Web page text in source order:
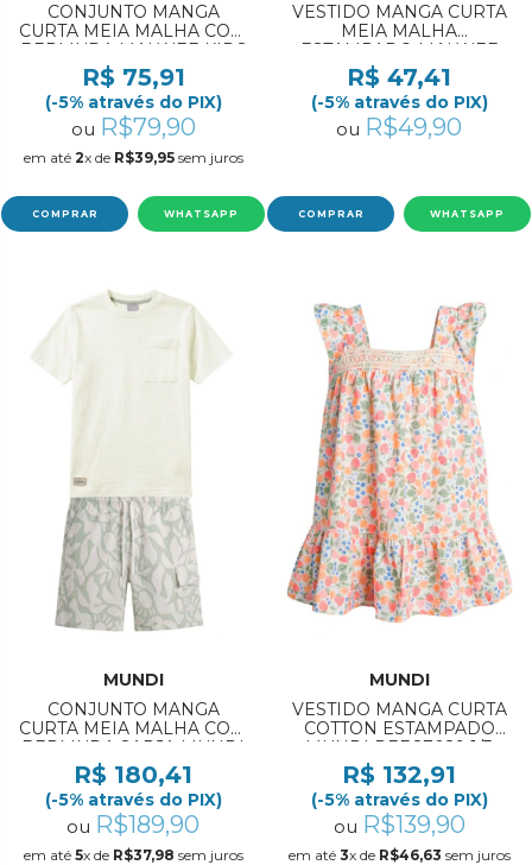
CONJUNTO MANGA
CURTA MEIA MALHA COM
BERMUDA MALWEE KIDS
REF:1000139683 1/3
R$ 75,91
(-5% através do PIX)
ou R$79,90
em até 2x de R$39,95sem juros
COMPRAR WHATSAPP
VESTIDO MANGA CURTA
MEIA MALHA
ESTAMPADO MALWEE
KIDS REF:1000139668 1/3
R$ 47,41
(-5% através do PIX)
ou R$49,90
COMPRAR WHATSAPP
MUNDI
CONJUNTO MANGA
CURTA MEIA MALHA COM
BERMUDA SARJA MUNDI
REF:27000 4/10
R$ 180,41
(-5% através do PIX)
ou R$189,90
em até 5x de R$37,98 sem juros
MUNDI
VESTIDO MANGA CURTA
COTTON ESTAMPADO
MUNDI REF:27029 1/3
R$ 132,91
(-5% através do PIX)
ou R$139,90
em até 3x de R$46,63 sem juros